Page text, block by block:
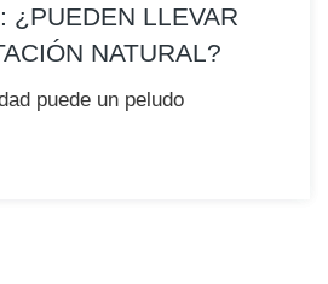
¿PUEDEN LLEVAR
NATURAL?
puede un peludo